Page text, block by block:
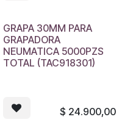
GRAPA 30MM PARA
GRAPADORA
NEUMATICA 5000PZS
TOTAL (TAC918301)
$ 24.900,00